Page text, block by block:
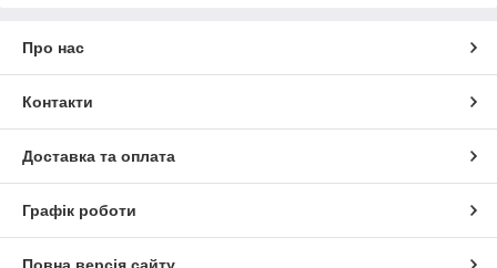
Про нас
Контакти
Доставка та оплата
Графік роботи